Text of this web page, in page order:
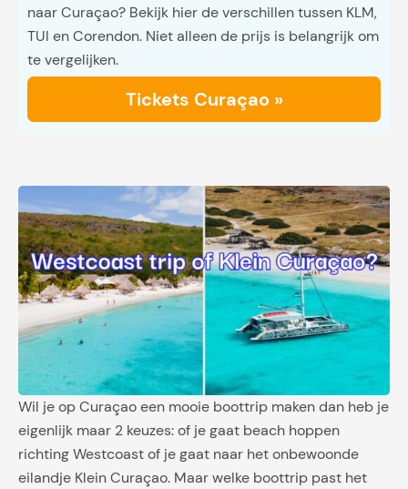
naar Curaçao? Bekijk hier de verschillen tussen KLM,
TUI en Corendon. Niet alleen de prijs is belangrijk om
te vergelijken.
Tickets Curaçao »
Wil je op Curaçao een mooie boottrip maken dan heb je
eigenlijk maar 2 keuzes: of je gaat beach hoppen
richting Westcoast of je gaat naar het onbewoonde
eilandje Klein Curaçao. Maar welke boottrip past het